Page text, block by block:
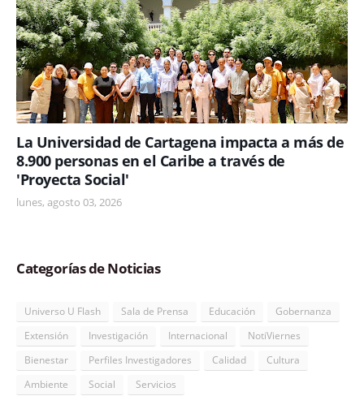
La Universidad de Cartagena impacta a más de
8.900 personas en el Caribe a través de
'Proyecta Social'
lunes, agosto 03, 2026
Categorías de Noticias
Universo U Flash Sala de Prensa Educación
Gobernanza
Extensión
Investigación Internacional
NotiViernes
Bienestar
Perfiles Investigadores Calidad
Cultura
Ambiente
Social Servicios